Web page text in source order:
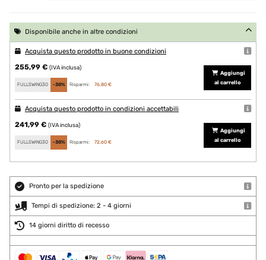
Disponibile anche in altre condizioni
Acquista questo prodotto in buone condizioni
255,99 € (IVA inclusa)
FULLSWING30 -30% Risparmi: 76,80 €
Aggiungi
al carrello
Acquista questo prodotto in condizioni accettabili
241,99 € (IVA inclusa)
FULLSWING30 -30% Risparmi: 72,60 €
Aggiungi
al carrello
Pronto per la spedizione
Tempi di spedizione: 2 - 4 giorni
14 giorni diritto di recesso